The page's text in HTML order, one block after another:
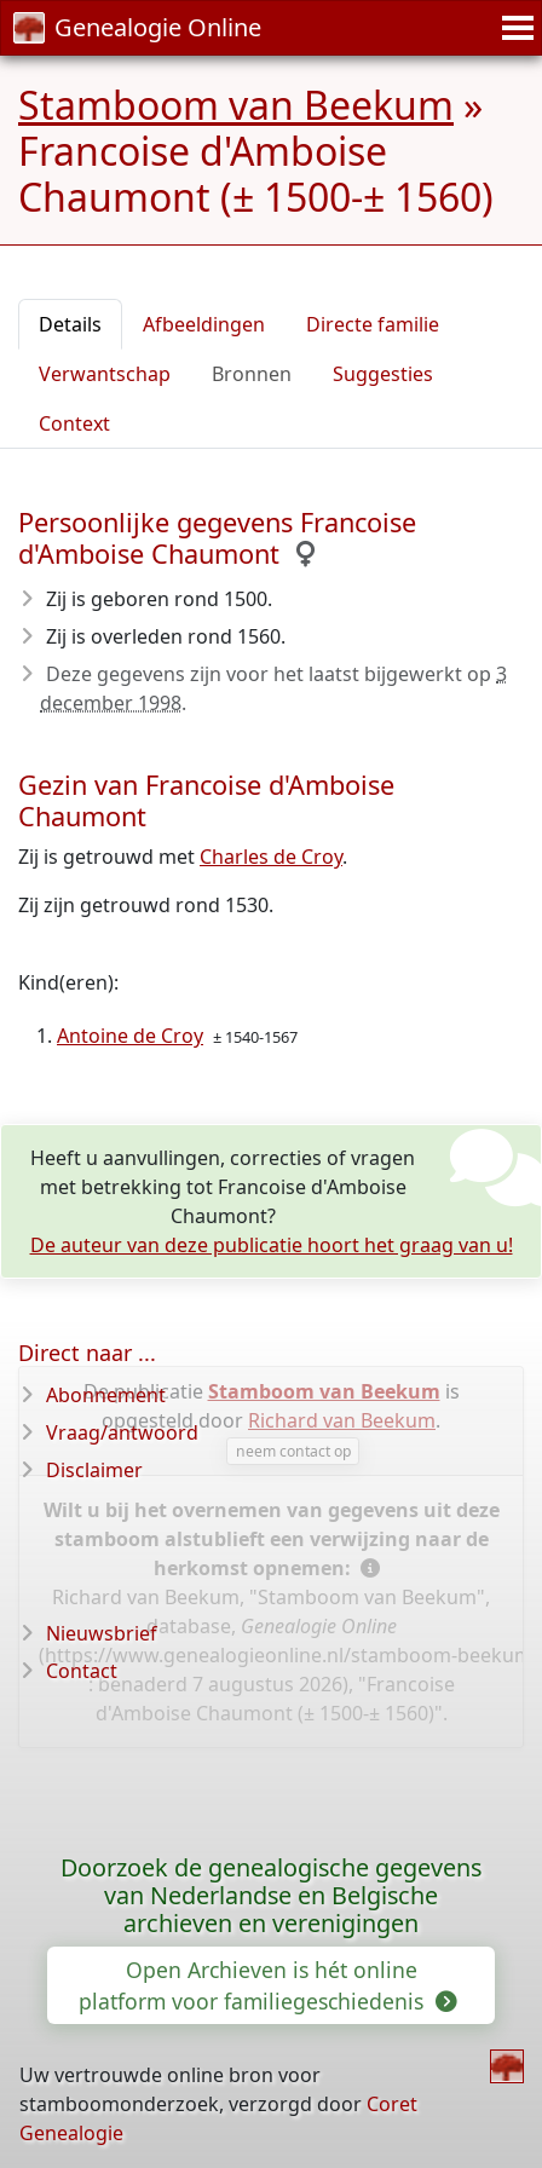
Genealogie Online
Stamboom van Beekum »
Francoise d'Amboise
Chaumont (± 1500-± 1560)
Details Afbeeldingen
Directe familie
Verwantschap
Bronnen
Suggesties
Context
Persoonlijke gegevens Francoise
d'Amboise Chaumont
Zij is geboren rond 1500.
Zij is overleden rond 1560.
Deze gegevens zijn voor het laatst bijgewerkt op 3
december 1998.
Gezin van Francoise d'Amboise
Chaumont
Zij is getrouwd met Charles de Croy.
Zij zijn getrouwd rond 1530.
Kind(eren):
Antoine de Croy ± 1540-1567
Heeft u aanvullingen, correcties of vragen
met betrekking tot Francoise d'Amboise
Chaumont?
De auteur van deze publicatie hoort het graag van u!
De publicatie Stamboom van Beekum is
opgesteld door Richard van Beekum.
neem contact op
Wilt u bij het overnemen van gegevens uit deze
stamboom alstublieft een verwijzing naar de
herkomst opnemen:
Richard van Beekum, "Stamboom van Beekum",
database, Genealogie Online
(https://www.genealogieonline.nl/stamboom-
: benaderd 7 augustus 2026), "Francoise
d'Amboise Chaumont (± 1500-± 1560)".
Direct naar ...
Abonnement
Vraag/antwoord
Disclaimer
Nieuwsbrief
Contact
Doorzoek de genealogische gegevens
van Nederlandse en Belgische
archieven en verenigingen
Open Archieven is hét online
platform voor familiegeschiedenis
Uw vertrouwde online bron voor
stamboomonderzoek, verzorgd door Coret
Genealogie